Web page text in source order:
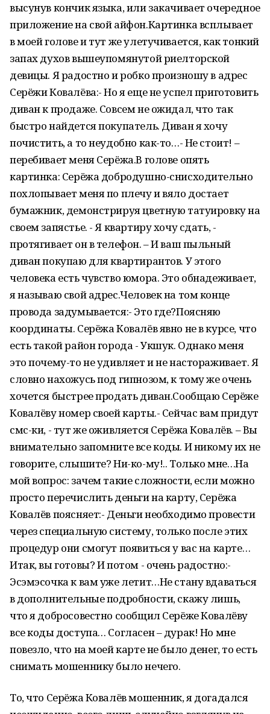
высунув кончик языка, или закачивает очередное
приложение на свой айфон.Картинка всплывает
в моей голове и тут же улетучивается, как тонкий
запах духов вышеупомянутой риелторской
девицы. Я радостно и робко произношу в адрес
Серёжи Ковалёва:- Но я еще не успел приготовить
диван к продаже. Совсем не ожидал, что так
быстро найдется покупатель. Диван я хочу
почистить, а то неудобно как-то…- Не стоит! –
перебивает меня Серёжа.В голове опять
картинка: Серёжа добродушно-снисходительно
похлопывает меня по плечу и вяло достает
бумажник, демонстрируя цветную татуировку на
своем запястье. - Я квартиру хочу сдать, -
протягивает он в телефон. – И ваш пыльный
диван покупаю для квартирантов. У этого
человека есть чувство юмора. Это обнадеживает,
я называю свой адрес.Человек на том конце
провода задумывается:- Это где?Поясняю
координаты. Серёжа Ковалёв явно не в курсе, что
есть такой район города - Укшук. Однако меня
это почему-то не удивляет и не настораживает. Я
словно нахожусь под гипнозом, к тому же очень
хочется быстрее продать диван.Сообщаю Серёже
Ковалёву номер своей карты.- Сейчас вам придут
смс-ки, - тут же оживляется Серёжа Ковалёв. – Вы
внимательно запомните все коды. И никому их не
говорите, слышите? Ни-ко-му!.. Только мне…На
мой вопрос: зачем такие сложности, если можно
просто перечислить деньги на карту, Серёжа
Ковалёв поясняет:- Деньги необходимо провести
через специальную систему, только после этих
процедур они смогут появиться у вас на карте…
Итак, вы готовы? И потом - очень радостно:-
Эсэмэсочка к вам уже летит…Не стану вдаваться
в дополнительные подробности, скажу лишь,
что я добросовестно сообщил Серёже Ковалёву
все коды доступа… Согласен – дурак! Но мне
повезло, что на моей карте не было денег, то есть
снимать мошеннику было нечего.
То, что Серёжа Ковалёв мошенник, я догадался